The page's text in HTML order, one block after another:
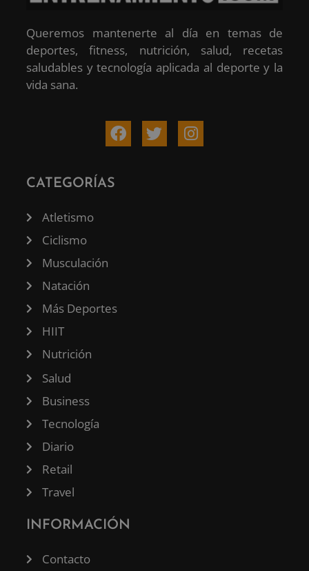
Queremos mantenerte al día en temas de
deportes, fitness, nutrición, salud, recetas
saludables y tecnología aplicada al deporte y la
vida sana.
CATEGORÍAS
Atletismo
Ciclismo
Musculación
Natación
Más Deportes
HIIT
Nutrición
Salud
Business
Tecnología
Diario
Retail
Travel
INFORMACIÓN
Contacto